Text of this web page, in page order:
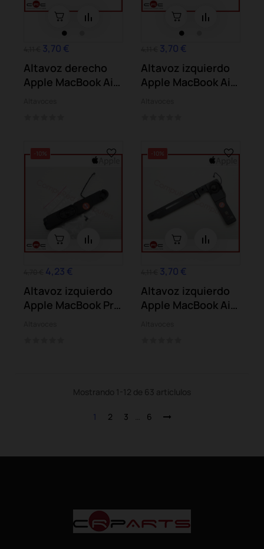
3,70 €
Altavoz derecho
Apple MacBook Air
3,70 €
Altavoz izquierdo
Apple MacBook Air
-10%
4,23 €
Altavoz izquierdo
Apple MacBook Pro
-10%
3,70 €
Altavoz izquierdo
Apple MacBook Air
Mostrando 1-12 de 63 articlulos
1 2 3 6